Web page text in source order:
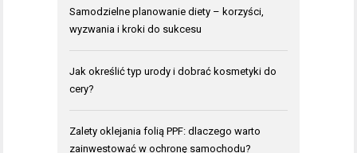
Samodzielne planowanie diety – korzyści,
wyzwania i kroki do sukcesu
Jak określić typ urody i dobrać kosmetyki do
cery?
Zalety oklejania folią PPF: dlaczego warto
zainwestować w ochronę samochodu?